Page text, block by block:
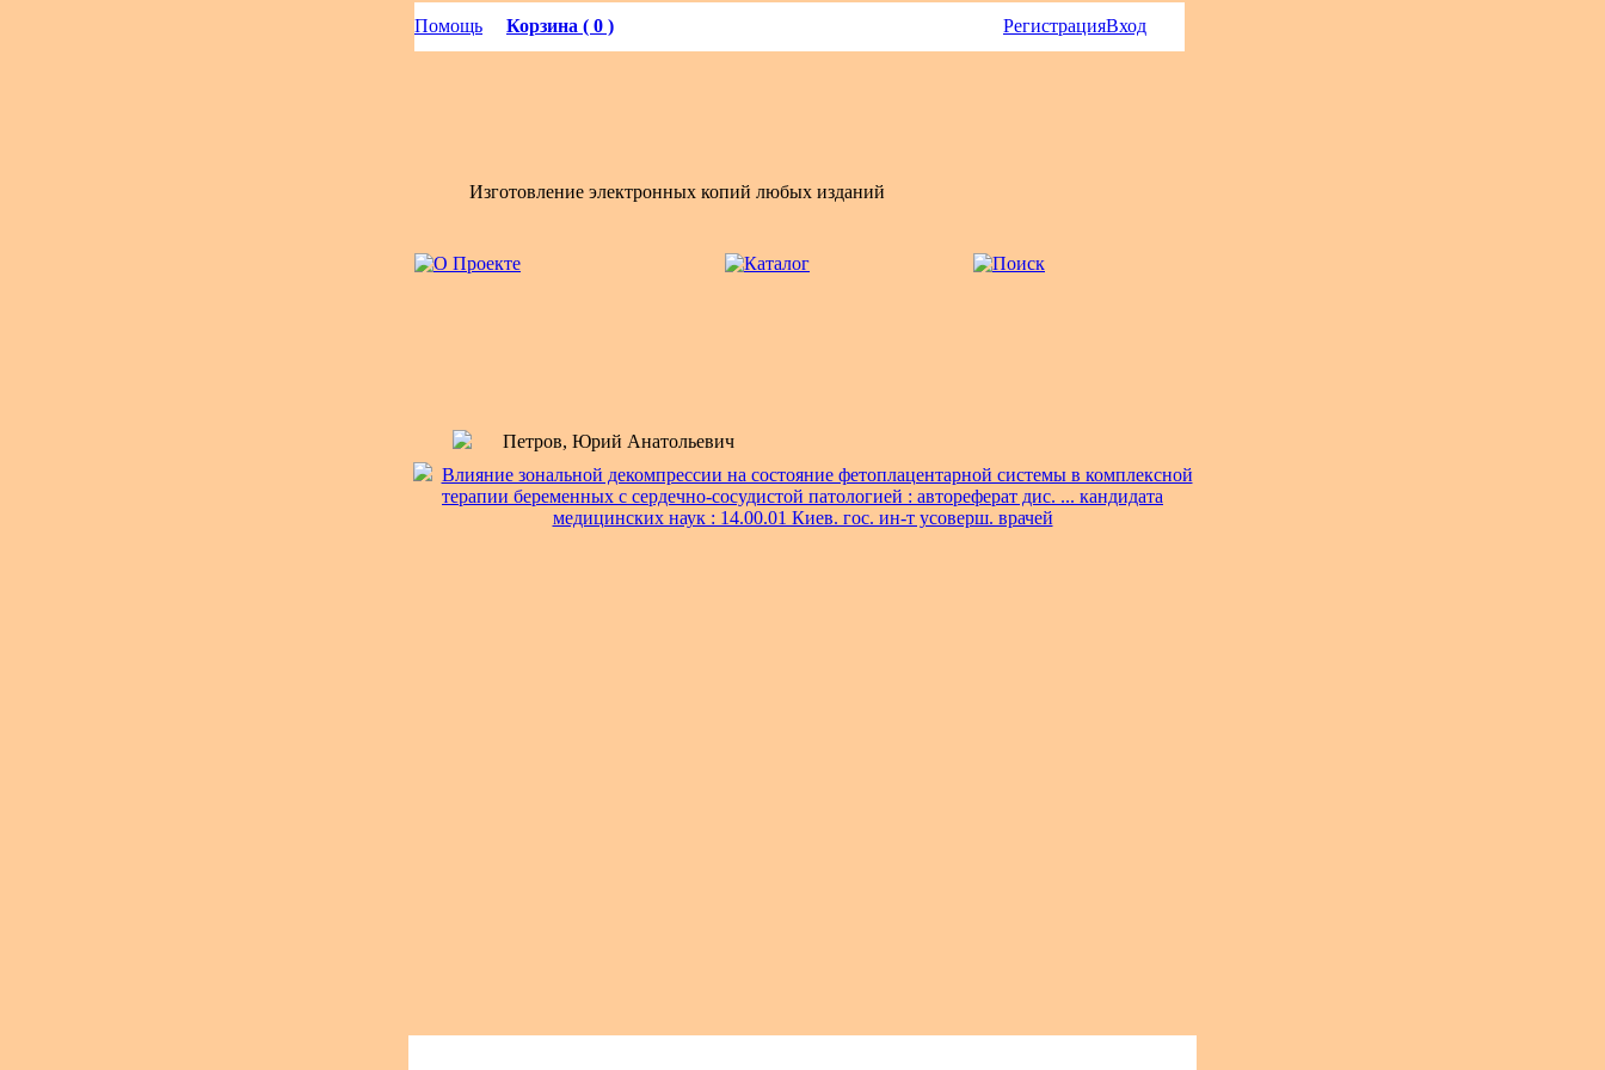
Помощь Корзина ( 0 ) РегистрацияВход
Изготовление электронных копий любых изданий
Петров, Юрий Анатольевич
Влияние зональной декомпрессии на состояние фетоплацентарной системы в комплексной
терапии беременных с сердечно-сосудистой патологией : автореферат дис. ... кандидата
медицинских наук : 14.00.01 Киев. гос. ин-т усоверш. врачей